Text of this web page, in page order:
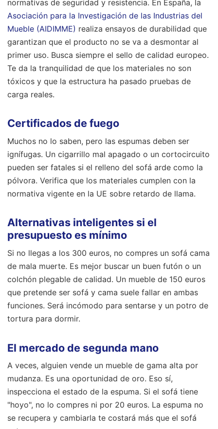
normativas de seguridad y resistencia. En España, la
Asociación para la Investigación de las Industrias del
Mueble (AIDIMME) realiza ensayos de durabilidad que
garantizan que el producto no se va a desmontar al
primer uso. Busca siempre el sello de calidad europeo.
Te da la tranquilidad de que los materiales no son
tóxicos y que la estructura ha pasado pruebas de
carga reales.
Certificados de fuego
Muchos no lo saben, pero las espumas deben ser
ignífugas. Un cigarrillo mal apagado o un cortocircuito
pueden ser fatales si el relleno del sofá arde como la
pólvora. Verifica que los materiales cumplen con la
normativa vigente en la UE sobre retardo de llama.
Alternativas inteligentes si el
presupuesto es mínimo
Si no llegas a los 300 euros, no compres un sofá cama
de mala muerte. Es mejor buscar un buen futón o un
colchón plegable de calidad. Un mueble de 150 euros
que pretende ser sofá y cama suele fallar en ambas
funciones. Será incómodo para sentarse y un potro de
tortura para dormir.
El mercado de segunda mano
A veces, alguien vende un mueble de gama alta por
mudanza. Es una oportunidad de oro. Eso sí,
inspecciona el estado de la espuma. Si el sofá tiene
"hoyo", no lo compres ni por 20 euros. La espuma no
se recupera y cambiarla te costará más que el sofá